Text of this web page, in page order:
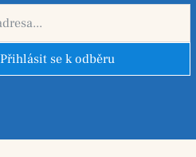
Přihlásit se k odběru